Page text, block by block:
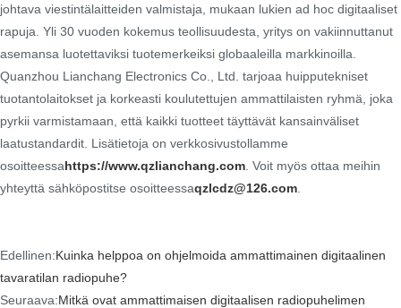
johtava viestintälaitteiden valmistaja, mukaan lukien ad hoc digitaaliset
rapuja. Yli 30 vuoden kokemus teollisuudesta, yritys on vakiinnuttanut
asemansa luotettaviksi tuotemerkeiksi globaaleilla markkinoilla.
Quanzhou Lianchang Electronics Co., Ltd. tarjoaa huipputekniset
tuotantolaitokset ja korkeasti koulutettujen ammattilaisten ryhmä, joka
pyrkii varmistamaan, että kaikki tuotteet täyttävät kansainväliset
laatustandardit. Lisätietoja on verkkosivustollamme
osoitteessahttps://www.qzlianchang.com . Voit myös ottaa meihin
yhteyttä sähköpostitse osoitteessaqzlcdz@126.com
Edellinen:Kuinka helppoa on ohjelmoida ammattimainen digitaalinen
tavaratilan radiopuhe?
Seuraava:Mitkä ovat ammattimaisen digitaalisen radiopuhelimen